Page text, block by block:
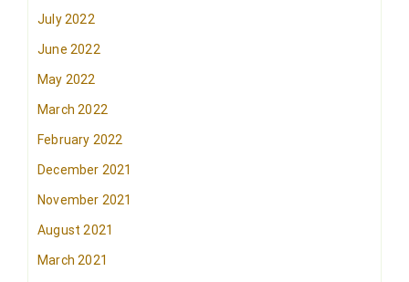
July 2022
June 2022
May 2022
March 2022
February 2022
December 2021
November 2021
August 2021
March 2021